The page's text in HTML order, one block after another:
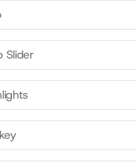
Slider